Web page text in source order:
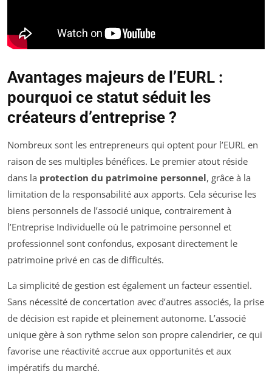
Avantages majeurs de l’EURL :
pourquoi ce statut séduit les
créateurs d’entreprise ?
Nombreux sont les entrepreneurs qui optent pour l’EURL en
raison de ses multiples bénéfices. Le premier atout réside
dans la protection du patrimoine personnel, grâce à la
limitation de la responsabilité aux apports. Cela sécurise les
biens personnels de l’associé unique, contrairement à
l’Entreprise Individuelle où le patrimoine personnel et
professionnel sont confondus, exposant directement le
patrimoine privé en cas de difficultés.
La simplicité de gestion est également un facteur essentiel.
Sans nécessité de concertation avec d’autres associés, la prise
de décision est rapide et pleinement autonome. L’associé
unique gère à son rythme selon son propre calendrier, ce qui
favorise une réactivité accrue aux opportunités et aux
impératifs du marché.